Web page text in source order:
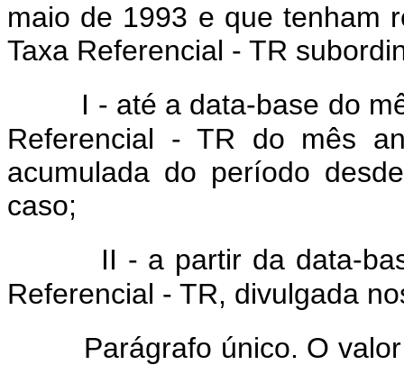
maio de 1993 e que tenham
Taxa Referencial - TR
I - até a data-base do
Referencial - TR do mês
acumulada do período
caso;
II - a partir da data-
Referencial - TR, divulgada
Parágrafo único. O